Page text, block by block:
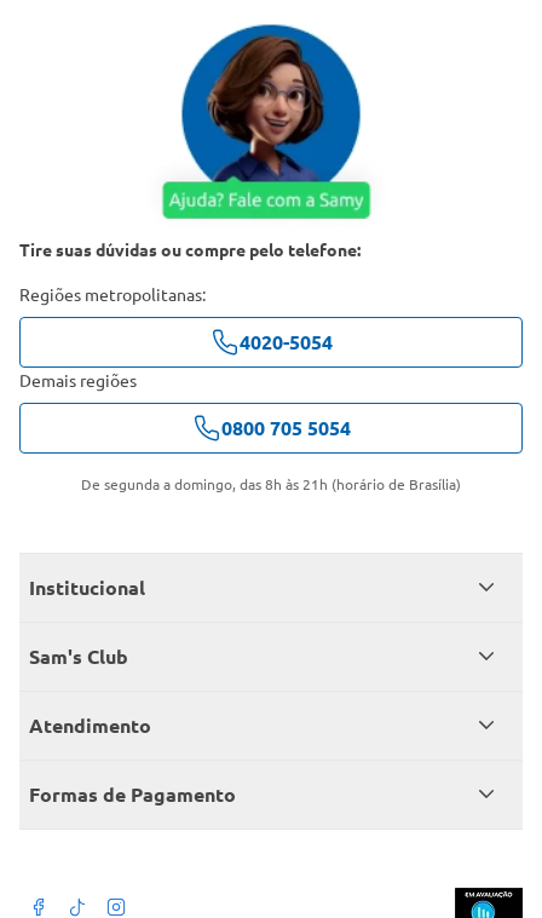
Tire suas dúvidas ou compre pelo telefone:
Regiões metropolitanas:
4020-5054
Demais regiões
0800 705 5054
De segunda a domingo, das 8h às 21h (horário de Brasília)
Institucional
Quem somos
Encontre um Clube
Sam's Club
Seja sócio
Member’s Mark
Atendimento
Fale conosco
Atendimento em libras
Formas de Pagamento